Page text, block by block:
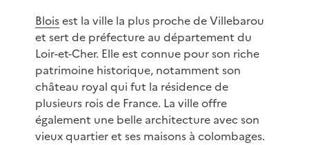
Bloisest la ville la plus proche de Villebarou
et sert de préfecture au département du
Loir-et-Cher. Elle est connue pour son riche
patrimoine historique, notamment son
château royal qui fut la résidence de
plusieurs rois de France. La ville offre
également une belle architecture avec son
vieux quartier et ses maisons à colombages.